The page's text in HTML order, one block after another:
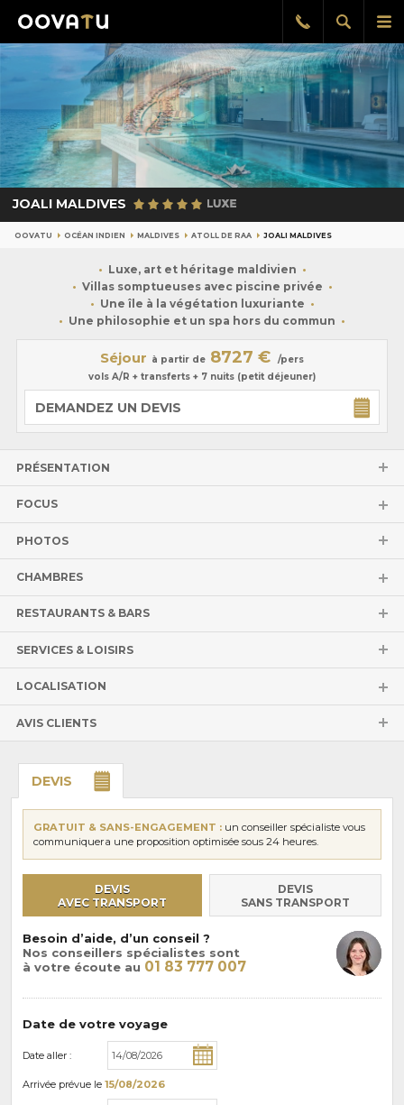
le
Afficher
la
Rappel
gratuit
JOALI MALDIVES
OOVATU OCÉAN INDIEN MALDIVES ATOLL DE RAA JOALI MALDIVES
Luxe, art et héritage maldivien
Villas somptueuses avec piscine privée
Une île à la végétation luxuriante
Une philosophie et un spa hors du commun
Séjour à partir de 8727 €
/pers
vols A/R + transferts + 7 nuits (petit déjeuner)
DEMANDEZ UN DEVIS
PRÉSENTATION
FOCUS
PHOTOS
CHAMBRES
RESTAURANTS & BARS
SERVICES & LOISIRS
LOCALISATION
AVIS CLIENTS
DEVIS
GRATUIT & SANS-ENGAGEMENT : un conseiller spécialiste vous
communiquera une proposition optimisée sous 24 heures.
DEVIS
AVEC TRANSPORT
DEVIS
SANS TRANSPORT
Besoin d’aide, d’un conseil ?
Nos conseillers spécialistes sont
à votre écoute au 01 83 777 007
Date de votre voyage
Date aller :
Arrivée prévue le 15/08/2026